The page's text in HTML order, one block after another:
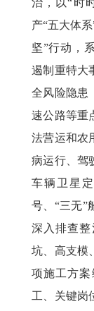
产“五大体
坚”行动，
遏制重特大
全风险隐患
速公路等重
法营运和农
病运行、驾
车辆卫星
号、“三无”
深入排查
坑、高支模
项施工方
工、关键岗